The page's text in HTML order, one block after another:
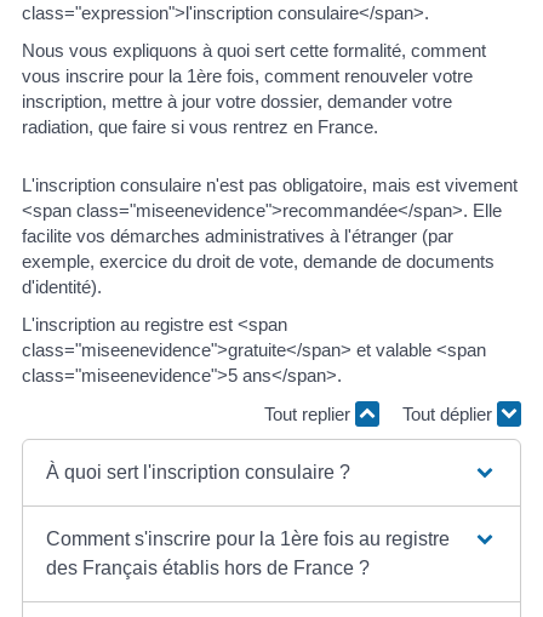
class="expression">l'inscription consulaire</span>.
Nous vous expliquons à quoi sert cette formalité, comment
vous inscrire pour la 1ère fois, comment renouveler votre
inscription, mettre à jour votre dossier, demander votre
radiation, que faire si vous rentrez en France.
L'inscription consulaire n'est pas obligatoire, mais est vivement
<span class="miseenevidence">recommandée</span>. Elle
facilite vos démarches administratives à l'étranger (par
exemple, exercice du droit de vote, demande de documents
d'identité).
L'inscription au registre est <span
class="miseenevidence">gratuite</span> et valable <span
class="miseenevidence">5 ans</span>.
Tout replier
Tout déplier
À quoi sert l'inscription consulaire ?
Comment s'inscrire pour la 1ère fois au registre
des Français établis hors de France ?